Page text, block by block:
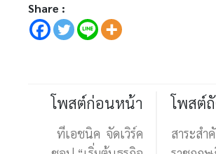
Share :
โพสต์ก่อนหน้า
ทีเอชนิค จัดเวิร์ค
โพสต์
สาระสำ